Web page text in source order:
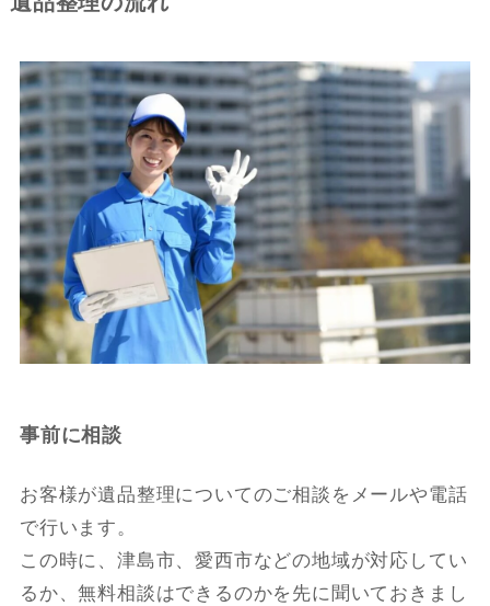
事前に相談
お客様が遺品整理についてのご相談をメールや電話
で行います。
この時に、津島市、愛西市などの地域が対応してい
るか、無料相談はできるのかを先に聞いておきまし